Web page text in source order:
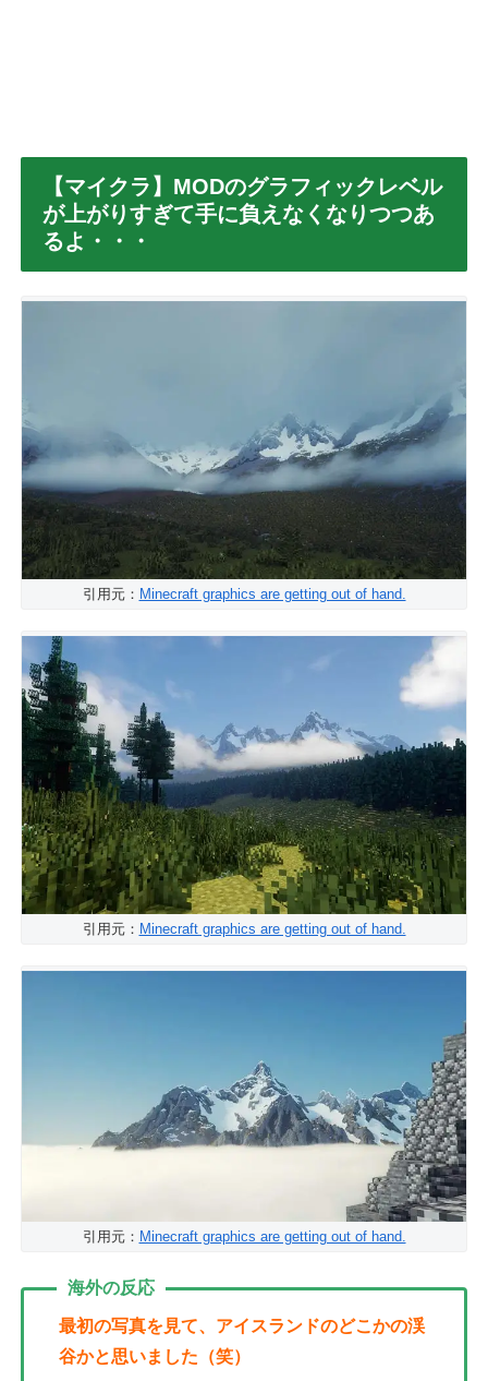
【マイクラ】MODのグラフィックレベル
が上がりすぎて手に負えなくなりつつあ
るよ・・・
引用元： Minecraft graphics are getting out of hand.
引用元： Minecraft graphics are getting out of hand.
引用元： Minecraft graphics are getting out of hand.
海外の反応
最初の写真を見て、アイスランドのどこかの渓
谷かと思いました（笑）